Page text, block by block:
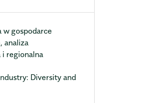
gospodarce
analiza
regionalna
Diversity and